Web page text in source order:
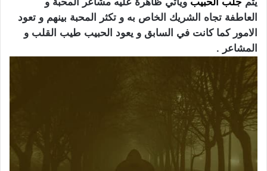
العاطفة تجاه الشريك الخاص به و تكثر المحبة بينهم و تعود
الامور كما كانت في السابق و يعود الحبيب طيب القلب و
المشاعر .